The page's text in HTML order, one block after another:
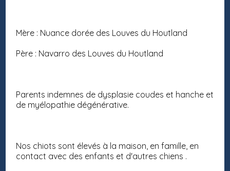
Mère : Nuance dorée des Louves du Houtland
Père : Navarro des Louves du Houtland
Parents indemnes de dysplasie coudes et hanche et
de myélopathie dégénérative.
Nos chiots sont élevés à la maison, en famille, en
contact avec des enfants et d'autres chiens .